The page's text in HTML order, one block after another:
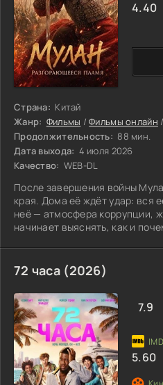
Страна: Китай
Жанр: Фильмы /Фильмы онлайн /
Продолжительность: 88 мин.
Дата выхода: 4 июля 2026
Качество: WEB-DL
После завершения войны
края. Дома её ждёт удар: вся
неё — атмосфера коррупции,
начинает выяснять, как и
4.40
72 часа (2026)
7.9
5.60